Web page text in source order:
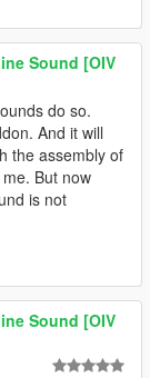
Sound [OIV
do so.
And it will
the assembly of
But now
is not
Sound [OIV